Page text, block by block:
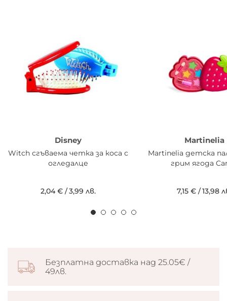
Disney
Witch сгъваема четка за коса с
огледалце
2,04 €/3,99 лв.
Martinelia
Martinelia детска
грим ягода
7,15 € /13,98
Безплатна доставка над 25.05€ /
49лв.